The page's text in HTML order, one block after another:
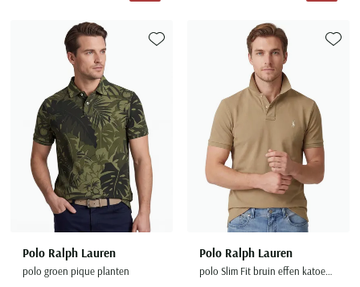
Polo Ralph Lauren
polo groen pique planten
Toevoegen aan favorieten
Polo Ralph Lauren
polo Slim Fit bruin effen katoen 2 knoops